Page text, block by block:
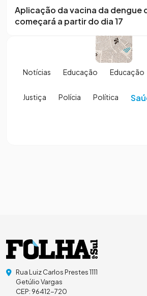
Aplicação da vacina da dengue
começará a partir do dia 17
Notícias Educação Educação
Justiça Polícia Política
Rua Luiz Carlos Prestes 1111
Getúlio Vargas
CEP: 96412-720